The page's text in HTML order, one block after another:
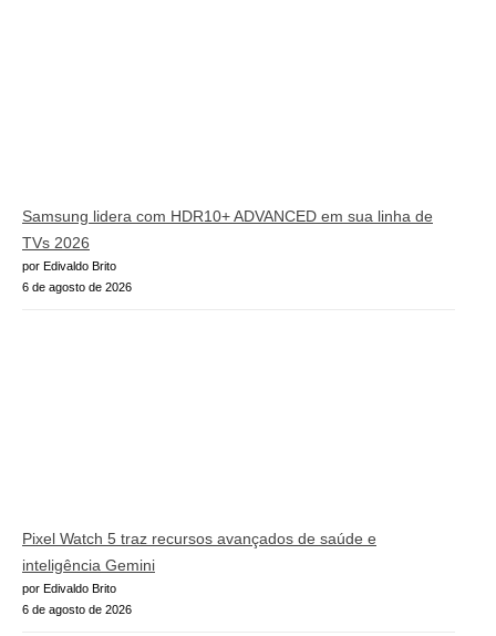
Samsung lidera com HDR10+ ADVANCED em sua linha de
TVs 2026
por Edivaldo Brito
6 de agosto de 2026
Pixel Watch 5 traz recursos avançados de saúde e
inteligência Gemini
por Edivaldo Brito
6 de agosto de 2026